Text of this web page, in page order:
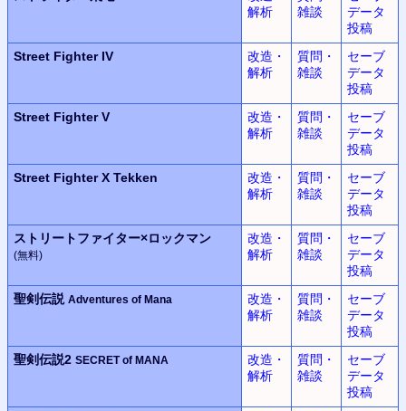
解析
雑談
データ
投稿
Street Fighter IV
改造・
解析
質問・
雑談
セーブ
データ
投稿
Street Fighter V
改造・
解析
質問・
雑談
セーブ
データ
投稿
Street Fighter X Tekken
改造・
解析
質問・
雑談
セーブ
データ
投稿
ストリートファイター×ロックマン
(無料)
改造・
解析
質問・
雑談
セーブ
データ
投稿
聖剣伝説 Adventures of Mana
改造・
解析
質問・
雑談
セーブ
データ
投稿
聖剣伝説2 SECRET of MANA
改造・
解析
質問・
雑談
セーブ
データ
投稿